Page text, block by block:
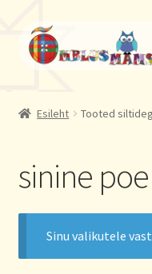
Liigu
navigeerimisele
Liigu
sisu
juurde
Aadressid
Esileht Tooted
sinine
Sinu valikutele